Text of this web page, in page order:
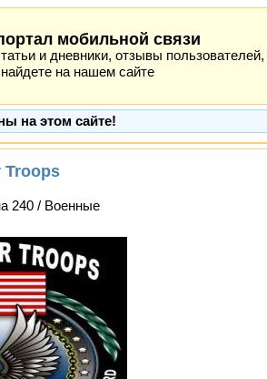
мобильной связи
и дневники, отзывы
на нашем сайте
на этом сайте!
Troops
240 / Военные